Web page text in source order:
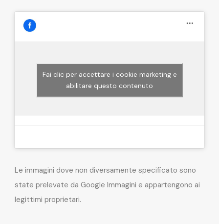
Fai clic per accettare i cookie marketing e
abilitare questo contenuto
Le immagini dove non diversamente specificato sono
state prelevate da Google Immagini e appartengono ai
legittimi proprietari.